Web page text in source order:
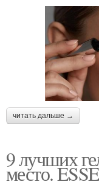
читать дальше →
9 лучших
место.